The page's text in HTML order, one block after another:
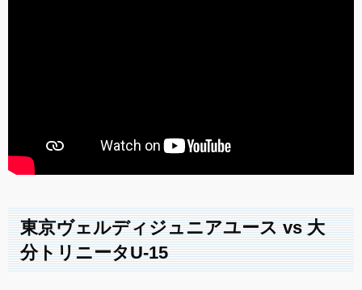
東京ヴェルディジュニアユース vs 大
分トリニータU-15